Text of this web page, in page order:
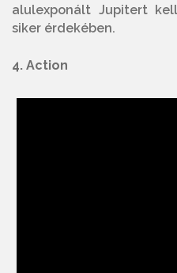
alulexponált Jupitert
siker érdekében.
4. Action